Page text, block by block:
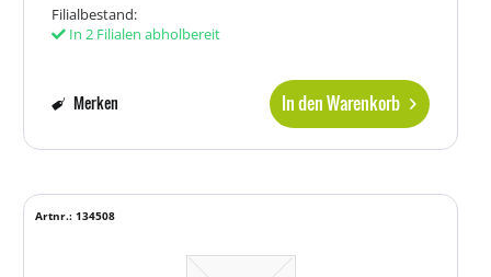
Filialbestand:
In 2 Filialen abholbereit
In den Warenkorb
Merken
Artnr.: 134508